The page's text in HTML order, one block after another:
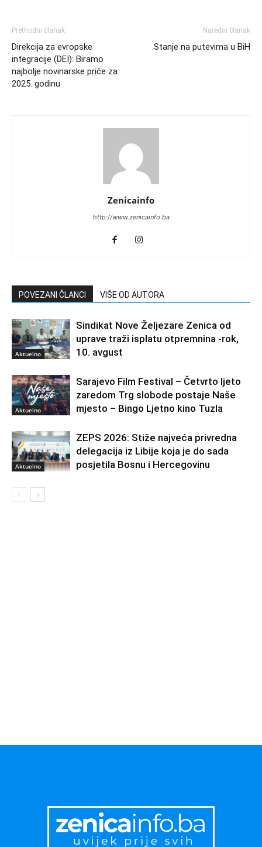
Prethodni članak
Direkcija za evropske
integracije (DEI): Biramo
najbolje novinarske priče za
2025. godinu
Naredni članak
Stanje na putevima u BiH
Zenicainfo
http://www.zenicainfo.ba
POVEZANI ČLANCI VIŠE OD AUTORA
Aktuelno
Sindikat Nove Željezare Zenica od
uprave traži isplatu otpremnina -rok,
10. avgust
Aktuelno
Sarajevo Film Festival – Četvrto ljeto
zaredom Trg slobode postaje Naše
mjesto – Bingo Ljetno kino Tuzla
Aktuelno
ZEPS 2026: Stiže najveća privredna
delegacija iz Libije koja je do sada
posjetila Bosnu i Hercegovinu